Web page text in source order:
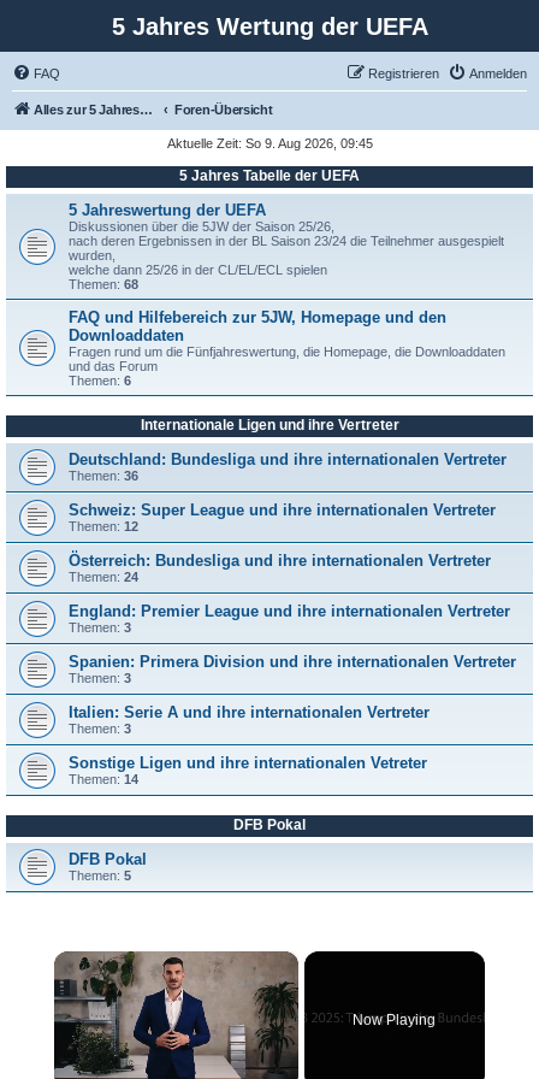
5 Jahres Wertung der UEFA
FAQ Anmelden
Registrieren
Alles zur 5 Jahreswertung / Tabelle der UEFA mit vielen Statistiken. Foren-Übersicht
Aktuelle Zeit: So 9. Aug 2026, 09:45
5 Jahres Tabelle der UEFA
5 Jahreswertung der UEFA
Diskussionen über die 5JW der Saison 25/26,
nach deren Ergebnissen in der BL Saison 23/24 die Teilnehmer ausgespielt
wurden,
welche dann 25/26 in der CL/EL/ECL spielen
Themen: 68
FAQ und Hilfebereich zur 5JW, Homepage und den
Downloaddaten
Fragen rund um die Fünfjahreswertung, die Homepage, die Downloaddaten
und das Forum
Themen: 6
Internationale Ligen und ihre Vertreter
Deutschland: Bundesliga und ihre internationalen Vertreter
Themen: 36
Schweiz: Super League und ihre internationalen Vertreter
Themen: 12
Österreich: Bundesliga und ihre internationalen Vertreter
Themen: 24
England: Premier League und ihre internationalen Vertreter
Themen: 3
Spanien: Primera Division und ihre internationalen Vertreter
Themen: 3
Italien: Serie A und ihre internationalen Vertreter
Themen: 3
Sonstige Ligen und ihre internationalen Vetreter
Themen: 14
DFB Pokal
DFB Pokal
Themen: 5
×
Now Playing